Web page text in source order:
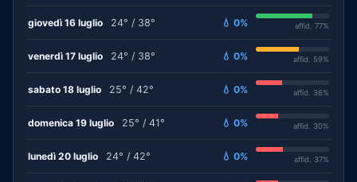
giovedì 16 luglio 24° / 38° 💧 0% affid. 77%
venerdì 17 luglio 24° / 38° 💧 0% affid. 59%
sabato 18 luglio 25° / 42° 💧 0% affid. 36%
domenica 19 luglio 25° / 41° 💧 0% affid. 30%
lunedì 20 luglio 24° / 42° 💧 0% affid. 37%